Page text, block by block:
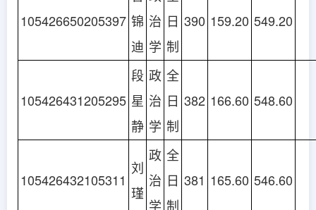
105426650205397 锦
迪
治
学
日
制
390 159.20 549.20
105426431205295
段
星
静
政
治
学
全
日
制
382 166.60 548.60
105426432105311
刘
瑾
政
治
学
全
日
制
381 165.60 546.60